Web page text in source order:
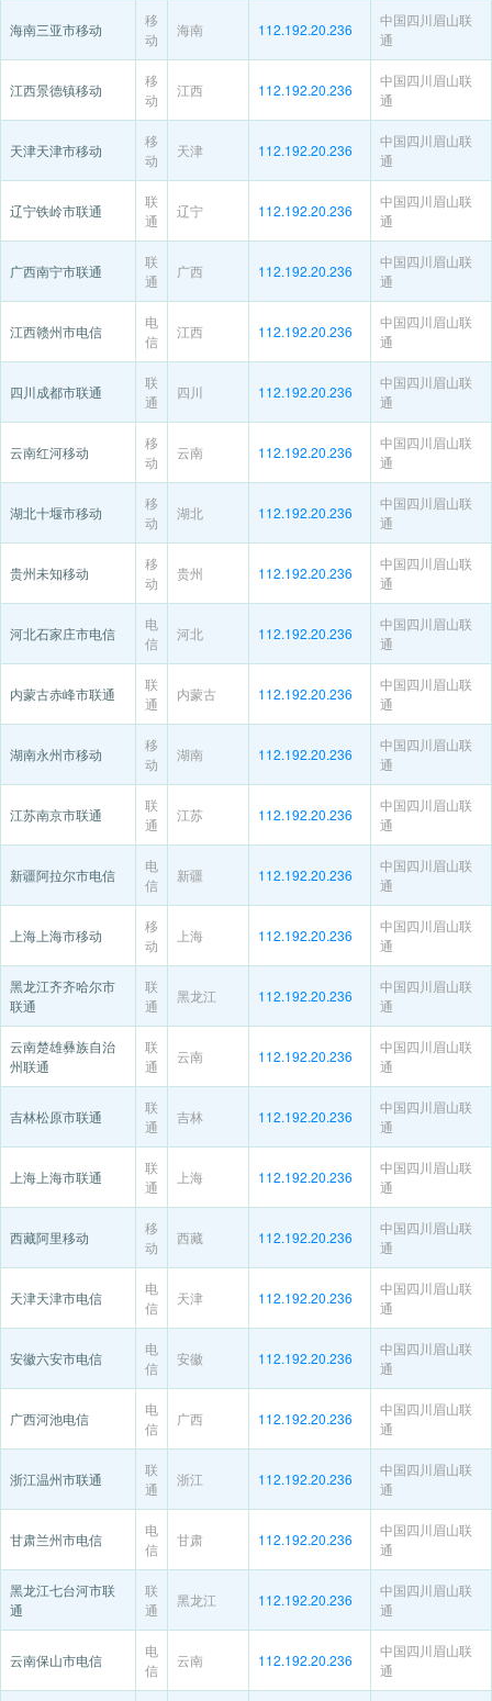
海南三亚市移动
移
动
海南 112.192.20.236
中国四川眉山联
通
江西景德镇移动
移
动
江西 112.192.20.236
中国四川眉山联
通
天津天津市移动
移
动
天津 112.192.20.236
中国四川眉山联
通
辽宁铁岭市联通
联
通
辽宁 112.192.20.236
中国四川眉山联
通
广西南宁市联通
联
通
广西 112.192.20.236
中国四川眉山联
通
江西赣州市电信
电
信
江西 112.192.20.236
中国四川眉山联
通
四川成都市联通
联
通
四川 112.192.20.236
中国四川眉山联
通
云南红河移动
移
动
云南 112.192.20.236
中国四川眉山联
通
湖北十堰市移动
移
动
湖北 112.192.20.236
中国四川眉山联
通
贵州未知移动
移
动
贵州 112.192.20.236
中国四川眉山联
通
河北石家庄市电信
电
信
河北 112.192.20.236
中国四川眉山联
通
内蒙古赤峰市联通
联
通
内蒙古 112.192.20.236
中国四川眉山联
通
湖南永州市移动
移
动
湖南 112.192.20.236
中国四川眉山联
通
江苏南京市联通
联
通
江苏 112.192.20.236
中国四川眉山联
通
新疆阿拉尔市电信
电
信
新疆 112.192.20.236
中国四川眉山联
通
上海上海市移动
移
动
上海 112.192.20.236
中国四川眉山联
通
黑龙江齐齐哈尔市
联通
联
通
黑龙江 112.192.20.236
中国四川眉山联
通
云南楚雄彝族自治
州联通
联
通
云南 112.192.20.236
中国四川眉山联
通
吉林松原市联通
联
通
吉林 112.192.20.236
中国四川眉山联
通
上海上海市联通
联
通
上海 112.192.20.236
中国四川眉山联
通
西藏阿里移动
移
动
西藏 112.192.20.236
中国四川眉山联
通
天津天津市电信
电
信
天津 112.192.20.236
中国四川眉山联
通
安徽六安市电信
电
信
安徽 112.192.20.236
中国四川眉山联
通
广西河池电信
电
信
广西 112.192.20.236
中国四川眉山联
通
浙江温州市联通
联
通
浙江 112.192.20.236
中国四川眉山联
通
甘肃兰州市电信
电
信
甘肃 112.192.20.236
中国四川眉山联
通
黑龙江七台河市联
通
联
通
黑龙江 112.192.20.236
中国四川眉山联
通
云南保山市电信
电
信
云南 112.192.20.236
中国四川眉山联
通